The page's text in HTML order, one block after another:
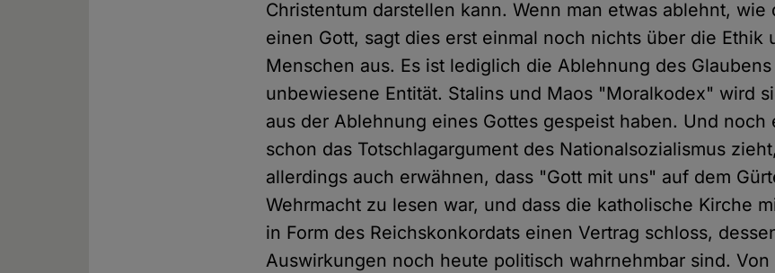
Christentum darstellen kann. Wenn man etwas ablehnt, wie
einen Gott, sagt dies erst einmal noch nichts über die Ethik
Menschen aus. Es ist lediglich die Ablehnung des
unbewiesene Entität. Stalins und Maos "Moralkodex" wird
aus der Ablehnung eines Gottes gespeist haben. Und noch
schon das Totschlagargument des Nationalsozialismus
allerdings auch erwähnen, dass "Gott mit uns" auf dem
Wehrmacht zu lesen war, und dass die katholische Kirche
in Form des Reichskonkordats einen Vertrag schloss,
Auswirkungen noch heute politisch wahrnehmbar sind. Von